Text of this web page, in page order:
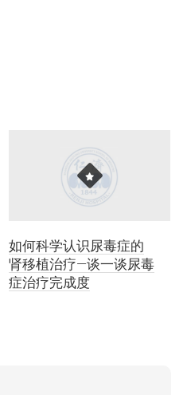
如何科学认识尿毒症的
肾移植治疗—谈一谈尿毒
症治疗完成度